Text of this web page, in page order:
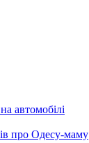
автомобілі
про Одесу-маму